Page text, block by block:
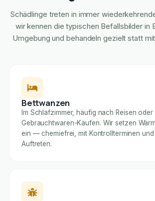
Schädlinge treten in immer
wir kennen die typischen Befallsbilder in
Umgebung und behandeln gezielt statt
Bettwanzen
Im Schlafzimmer, häufig nach Reisen oder
Gebrauchtwaren-Käufen. Wir setzen
ein — chemiefrei, mit Kontrollterminen und
Auftreten.